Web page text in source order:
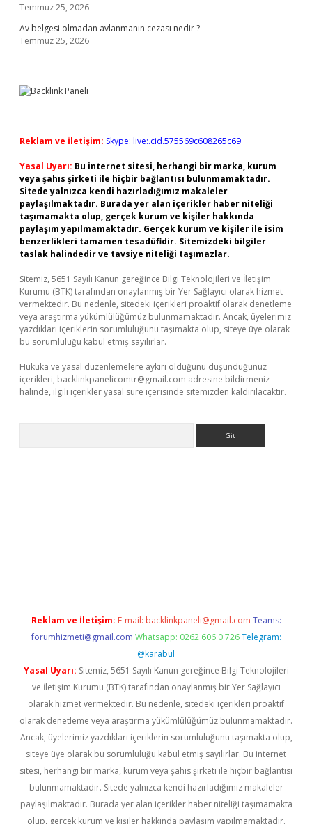
Temmuz 25, 2026
Av belgesi olmadan avlanmanın cezası nedir ?
Temmuz 25, 2026
Reklam ve İletişim: Skype: live:.cid.575569c608265c69
Yasal Uyarı: Bu internet sitesi, herhangi bir marka, kurum
veya şahıs şirketi ile hiçbir bağlantısı bulunmamaktadır.
Sitede yalnızca kendi hazırladığımız makaleler
paylaşılmaktadır. Burada yer alan içerikler haber niteliği
taşımamakta olup, gerçek kurum ve kişiler hakkında
paylaşım yapılmamaktadır. Gerçek kurum ve kişiler ile isim
benzerlikleri tamamen tesadüfidir. Sitemizdeki bilgiler
taslak halindedir ve tavsiye niteliği taşımazlar.
Sitemiz, 5651 Sayılı Kanun gereğince Bilgi Teknolojileri ve İletişim
Kurumu (BTK) tarafından onaylanmış bir Yer Sağlayıcı olarak hizmet
vermektedir. Bu nedenle, sitedeki içerikleri proaktif olarak denetleme
veya araştırma yükümlülüğümüz bulunmamaktadır. Ancak, üyelerimiz
yazdıkları içeriklerin sorumluluğunu taşımakta olup, siteye üye olarak
bu sorumluluğu kabul etmiş sayılırlar.
Hukuka ve yasal düzenlemelere aykırı olduğunu düşündüğünüz
içerikleri, backlinkpanelicomtr@gmail.com adresine bildirmeniz
halinde, ilgili içerikler yasal süre içerisinde sitemizden kaldırılacaktır.
Reklam ve İletişim: E-mail: backlinkpaneli@gmail.com Teams:
forumhizmeti@gmail.com Whatsapp: 0262 606 0 726 Telegram:
@karabul
Yasal Uyarı: Sitemiz, 5651 Sayılı Kanun gereğince Bilgi Teknolojileri
ve İletişim Kurumu (BTK) tarafından onaylanmış bir Yer Sağlayıcı
olarak hizmet vermektedir. Bu nedenle, sitedeki içerikleri proaktif
olarak denetleme veya araştırma yükümlülüğümüz bulunmamaktadır.
Ancak, üyelerimiz yazdıkları içeriklerin sorumluluğunu taşımakta olup,
siteye üye olarak bu sorumluluğu kabul etmiş sayılırlar. Bu internet
sitesi, herhangi bir marka, kurum veya şahıs şirketi ile hiçbir bağlantısı
bulunmamaktadır. Sitede yalnızca kendi hazırladığımız makaleler
paylaşılmaktadır. Burada yer alan içerikler haber niteliği taşımamakta
olup, gerçek kurum ve kişiler hakkında paylaşım yapılmamaktadır.